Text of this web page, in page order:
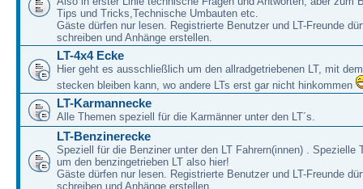
Tips und Tricks,Technische Umbauten etc.
Gäste dürfen nur lesen. Registrierte Benutzer und LT-Freunde
schreiben und Anhänge erstellen.
LT-4x4 Ecke
Hier geht es ausschließlich um den allradgetriebenen LT, mit
stecken bleiben kann, wo andere LTs erst gar nicht hinkommen
LT-Karmannecke
Alle Themen speziell für die Karmänner unter den LT´s.
LT-Benzinerecke
Speziell für die Benziner unter den LT Fahrern(innen) . Spezielle
um den benzingetrieben LT also hier!
Gäste dürfen nur lesen. Registrierte Benutzer und LT-Freunde
schreiben und Anhänge erstellen.